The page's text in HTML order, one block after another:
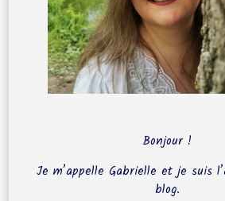
Bonjour !
Je m’appelle Gabrielle et je suis
blog.